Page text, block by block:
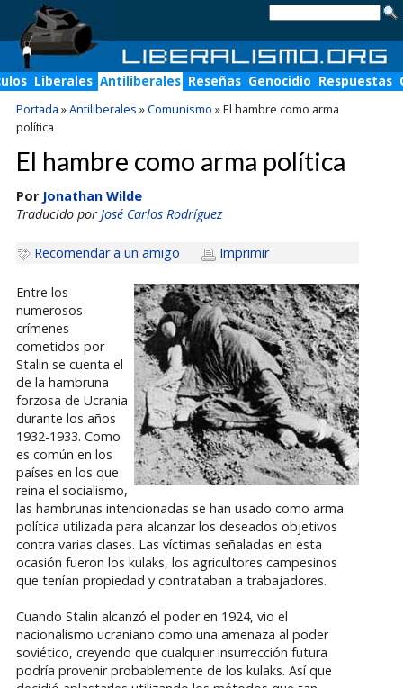
Liberales Antiliberales Reseñas Genocidio Respuestas
Portada »Antiliberales »Comunismo »El hambre como arma
política
El hambre como arma política
Por Jonathan Wilde
Traducido por José Carlos Rodríguez
Recomendar a un amigo Imprimir
Entre los
numerosos
crímenes
cometidos por
Stalin se cuenta el
de la hambruna
forzosa de Ucrania
durante los años
1932-1933. Como
es común en los
países en los que
reina el socialismo,
las hambrunas intencionadas se han usado como arma
política utilizada para alcanzar los deseados objetivos
contra varias clases. Las víctimas señaladas en esta
ocasión fueron los kulaks, los agricultores campesinos
que tenían propiedad y contrataban a trabajadores.
Cuando Stalin alcanzó el poder en 1924, vio el
nacionalismo ucraniano como una amenaza al poder
soviético, creyendo que cualquier insurrección futura
podría provenir probablemente de los kulaks. Así que